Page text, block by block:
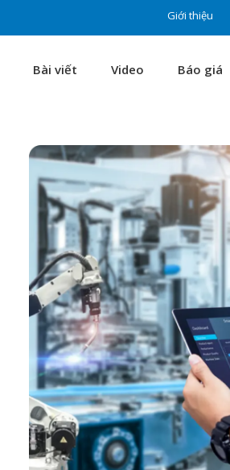
Giới thiệu
Bài viết Video Báo giá